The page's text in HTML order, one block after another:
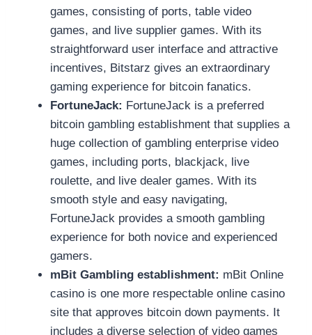
games, consisting of ports, table video
games, and live supplier games. With its
straightforward user interface and attractive
incentives, Bitstarz gives an extraordinary
gaming experience for bitcoin fanatics.
FortuneJack: FortuneJack is a preferred
bitcoin gambling establishment that supplies a
huge collection of gambling enterprise video
games, including ports, blackjack, live
roulette, and live dealer games. With its
smooth style and easy navigating,
FortuneJack provides a smooth gambling
experience for both novice and experienced
gamers.
mBit Gambling establishment: mBit Online
casino is one more respectable online casino
site that approves bitcoin down payments. It
includes a diverse selection of video games